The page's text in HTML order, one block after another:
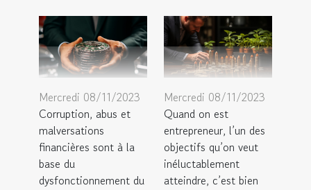
Mercredi 08/11/2023
Corruption, abus et
malversations
financières sont à la
base du
dysfonctionnement du
Mercredi 08/11/2023
Quand on est
entrepreneur, l’un des
objectifs qu’on veut
inéluctablement
atteindre, c’est bien